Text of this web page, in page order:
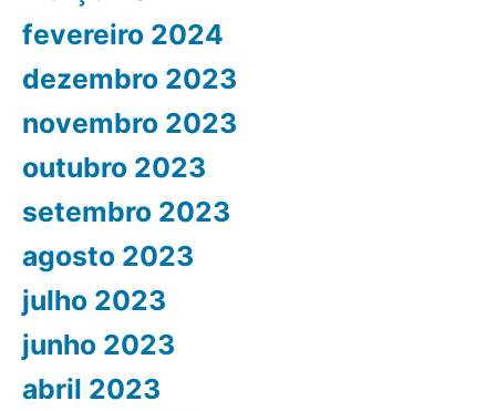
fevereiro 2024
dezembro 2023
novembro 2023
outubro 2023
setembro 2023
agosto 2023
julho 2023
junho 2023
abril 2023